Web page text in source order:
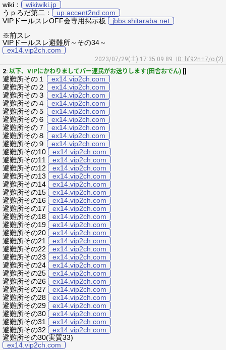
wiki：
wikiwiki.jp
うｐろだ第二：
up.accent2nd.com
VIPドールスレOFF会専用掲示板:
jbbs.shitaraba.net
※前スレ
VIPドールスレ避難所～その34～
ex14.vip2ch.com
2023/07/29(土) 17:35:09.89
ID: hf92n+7/o (2)
2: 以下、VIPにかわりましてパー速民がお送りします(田舎おでん) []
避難所その１
ex14.vip2ch.com
避難所その２
ex14.vip2ch.com
避難所その３
ex14.vip2ch.com
避難所その４
ex14.vip2ch.com
避難所その５
ex14.vip2ch.com
避難所その６
ex14.vip2ch.com
避難所その７
ex14.vip2ch.com
避難所その８
ex14.vip2ch.com
避難所その９
ex14.vip2ch.com
避難所その10
ex14.vip2ch.com
避難所その11
ex14.vip2ch.com
避難所その12
ex14.vip2ch.com
避難所その13
ex14.vip2ch.com
避難所その14
ex14.vip2ch.com
避難所その15
ex14.vip2ch.com
避難所その16
ex14.vip2ch.com
避難所その17
ex14.vip2ch.com
避難所その18
ex14.vip2ch.com
避難所その19
ex14.vip2ch.com
避難所その20
ex14.vip2ch.com
避難所その21
ex14.vip2ch.com
避難所その22
ex14.vip2ch.com
避難所その23
ex14.vip2ch.com
避難所その24
ex14.vip2ch.com
避難所その25
ex14.vip2ch.com
避難所その26
ex14.vip2ch.com
避難所その27
ex14.vip2ch.com
避難所その28
ex14.vip2ch.com
避難所その29
ex14.vip2ch.com
避難所その30
ex14.vip2ch.com
避難所その31
ex14.vip2ch.com
避難所その32
ex14.vip2ch.com
避難所その30(実質33)
ex14.vip2ch.com